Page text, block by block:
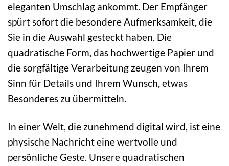
eleganten Umschlag ankommt. Der Empfänger
spürt sofort die besondere Aufmerksamkeit, die
Sie in die Auswahl gesteckt haben. Die
quadratische Form, das hochwertige Papier und
die sorgfältige Verarbeitung zeugen von Ihrem
Sinn für Details und Ihrem Wunsch, etwas
Besonderes zu übermitteln.
In einer Welt, die zunehmend digital wird, ist eine
physische Nachricht eine wertvolle und
persönliche Geste. Unsere quadratischen